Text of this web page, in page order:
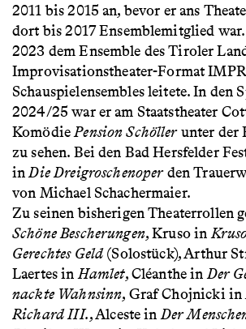
2011 bis 2015 an, bevor er ans
dort bis 2017 Ensemblemitglied
2023 dem Ensemble des Tiroler
Improvisationstheater-Format
Schauspielensembles leitete. In den
2024/25 war er am Staatstheater
KomödiePension Schöllerunter der
zu sehen. Bei den Bad Hersfelder
inDie Dreigroschenoperden
von Michael Schachermaier.
Zu seinen bisherigen Theaterrollen
Schöne Bescherungen, Kruso in
Gerechtes Geld(Solostück), Arthur
Laertes inHamlet, Cléanthe inDer
nackte Wahnsinn, Graf Chojnicki in
Richard III., Alceste inDer